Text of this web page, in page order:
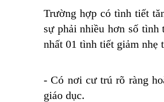
Trường hợp có tình tiết
sự phải nhiều hơn số
nhất 01 tình tiết giảm nhẹ
- Có nơi cư trú rõ ràng
giáo dục.